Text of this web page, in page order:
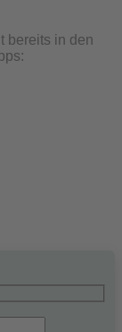
bereits in den